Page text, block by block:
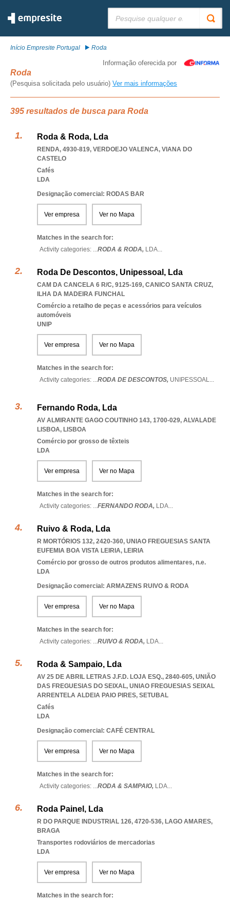
Início Empresite Portugal Roda
Informação oferecida por
Roda
(Pesquisa solicitada pelo usuário) Ver mais informações
395 resultados de busca para Roda
Roda & Roda, Lda
RENDA, 4930-819, VERDOEJO VALENCA, VIANA DO
CASTELO
Cafés
LDA
Designação comercial: RODAS BAR
Ver empresa Ver no Mapa
Matches in the search for:
Activity categories: ...RODA & RODA, LDA...
Roda De Descontos, Unipessoal, Lda
CAM DA CANCELA 6 R/C, 9125-169, CANICO SANTA CRUZ,
ILHA DA MADEIRA FUNCHAL
Comércio a retalho de peças e acessórios para veículos
automóveis
UNIP
Ver empresa Ver no Mapa
Matches in the search for:
Activity categories: ...RODA DE DESCONTOS, UNIPESSOAL...
Fernando Roda, Lda
AV ALMIRANTE GAGO COUTINHO 143, 1700-029, ALVALADE
LISBOA, LISBOA
Comércio por grosso de têxteis
LDA
Ver empresa Ver no Mapa
Matches in the search for:
Activity categories: ...FERNANDO RODA, LDA...
Ruivo & Roda, Lda
R MORTÓRIOS 132, 2420-360, UNIAO FREGUESIAS SANTA
EUFEMIA BOA VISTA LEIRIA, LEIRIA
Comércio por grosso de outros produtos alimentares, n.e.
LDA
Designação comercial: ARMAZENS RUIVO & RODA
Ver empresa Ver no Mapa
Matches in the search for:
Activity categories: ...RUIVO & RODA, LDA...
Roda & Sampaio, Lda
AV 25 DE ABRIL LETRAS J.F.D. LOJA ESQ., 2840-605, UNIÃO
DAS FREGUESIAS DO SEIXAL, UNIAO FREGUESIAS SEIXAL
ARRENTELA ALDEIA PAIO PIRES, SETUBAL
Cafés
LDA
Designação comercial: CAFÉ CENTRAL
Ver empresa Ver no Mapa
Matches in the search for:
Activity categories: ...RODA & SAMPAIO, LDA...
Roda Painel, Lda
R DO PARQUE INDUSTRIAL 126, 4720-536, LAGO AMARES,
BRAGA
Transportes rodoviários de mercadorias
LDA
Ver empresa Ver no Mapa
Matches in the search for: